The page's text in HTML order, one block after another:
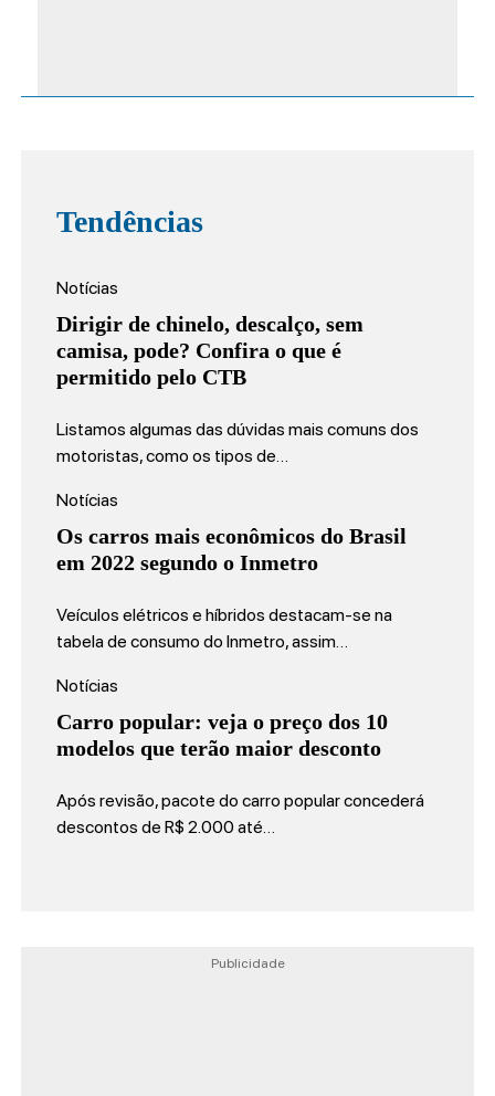
Tendências
Notícias
Dirigir de chinelo, descalço, sem
camisa, pode? Confira o que é
permitido pelo CTB
Listamos algumas das dúvidas mais comuns dos
motoristas, como os tipos de…
Notícias
Os carros mais econômicos do Brasil
em 2022 segundo o Inmetro
Veículos elétricos e híbridos destacam-se na
tabela de consumo do Inmetro, assim…
Notícias
Carro popular: veja o preço dos 10
modelos que terão maior desconto
Após revisão, pacote do carro popular concederá
descontos de R$ 2.000 até…
Publicidade